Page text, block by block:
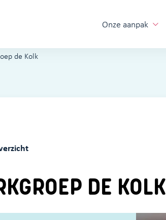
Onze aanpak
de Kolk
DE KOLK